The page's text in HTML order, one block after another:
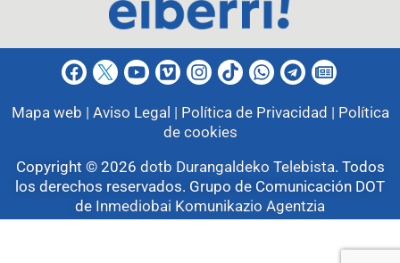
Mapa web | Aviso Legal | Política de Privacidad | Política
de cookies
Copyright © 2026 dotb Durangaldeko Telebista. Todos
los derechos reservados. Grupo de Comunicación DOT
de Inmediobai Komunikazio Agentzia